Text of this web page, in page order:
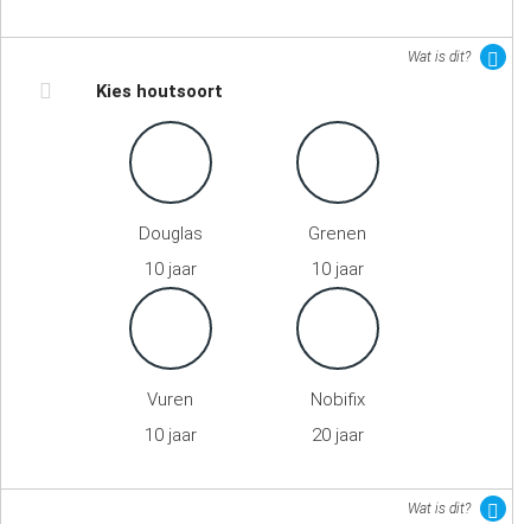
Wat is dit?
Kies houtsoort
Douglas
10 jaar
Grenen
10 jaar
Vuren
10 jaar
Nobifix
20 jaar
Wat is dit?